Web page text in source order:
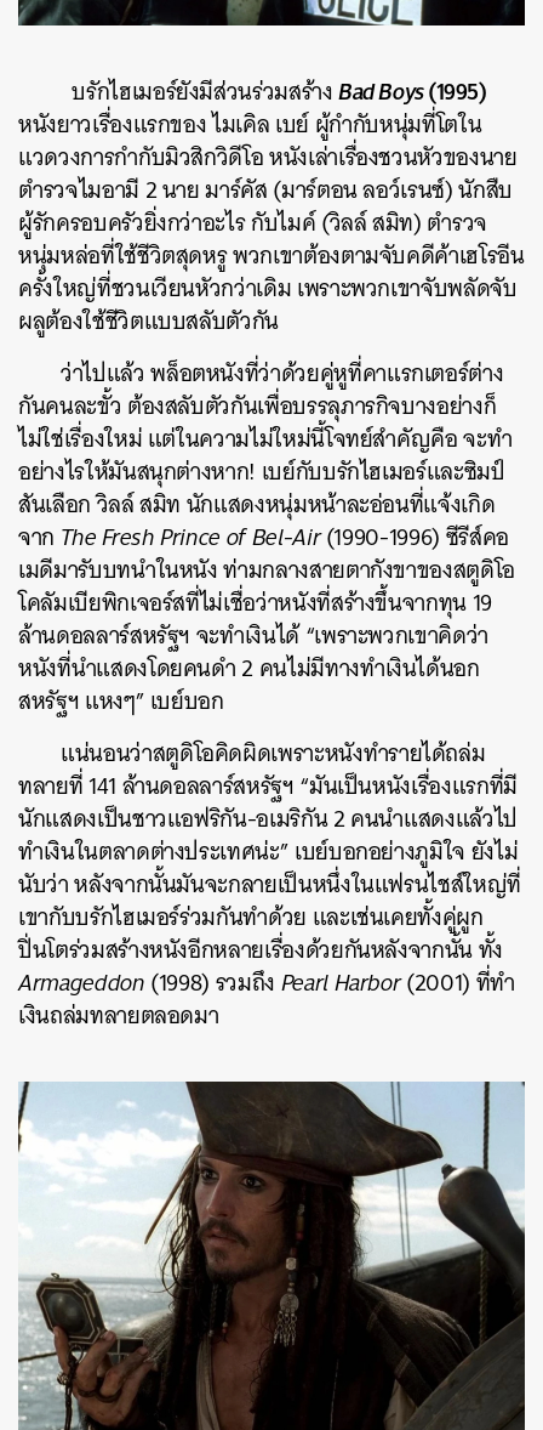
บรักไฮเมอร์ยังมีส่วนร่วมสร้างBad Boys(1995)
หนังยาวเรื่องแรกของ ไมเคิล เบย์ ผู้กำกับหนุ่มที่โตใน
แวดวงการกำกับมิวสิกวิดีโอ หนังเล่าเรื่องชวนหัวของนาย
ตำรวจไมอามี 2 นาย มาร์คัส (มาร์ตอน ลอว์เรนซ์) นักสืบ
ผู้รักครอบครัวยิ่งกว่าอะไร กับไมค์ (วิลล์ สมิท) ตำรวจ
หนุ่มหล่อที่ใช้ชีวิตสุดหรู พวกเขาต้องตามจับคดีค้าเฮโรอีน
ครั้งใหญ่ที่ชวนเวียนหัวกว่าเดิม เพราะพวกเขาจับพลัดจับ
ผลูต้องใช้ชีวิตแบบสลับตัวกัน
ว่าไปแล้ว พล็อตหนังที่ว่าด้วยคู่หูที่คาแรกเตอร์ต่าง
กันคนละขั้ว ต้องสลับตัวกันเพื่อบรรลุภารกิจบางอย่างก็
ไม่ใช่เรื่องใหม่ แต่ในความไม่ใหม่นี้โจทย์สำคัญคือ จะทำ
อย่างไรให้มันสนุกต่างหาก! เบย์กับบรักไฮเมอร์และซิมป์
สันเลือก วิลล์ สมิท นักแสดงหนุ่มหน้าละอ่อนที่แจ้งเกิด
จาก The Fresh Prince of Bel-Air(1990-1996) ซีรีส์คอ
เมดีมารับบทนำในหนัง ท่ามกลางสายตากังขาของสตูดิโอ
โคลัมเบียพิกเจอร์สที่ไม่เชื่อว่าหนังที่สร้างขึ้นจากทุน 19
ล้านดอลลาร์สหรัฐฯ จะทำเงินได้ “เพราะพวกเขาคิดว่า
หนังที่นำแสดงโดยคนดำ 2 คนไม่มีทางทำเงินได้นอก
สหรัฐฯ แหงๆ” เบย์บอก
แน่นอนว่าสตูดิโอคิดผิดเพราะหนังทำรายได้ถล่ม
ทลายที่ 141 ล้านดอลลาร์สหรัฐฯ “มันเป็นหนังเรื่องแรกที่มี
นักแสดงเป็นชาวแอฟริกัน-อเมริกัน 2 คนนำแสดงแล้วไป
ทำเงินในตลาดต่างประเทศน่ะ” เบย์บอกอย่างภูมิใจ ยังไม่
นับว่า หลังจากนั้นมันจะกลายเป็นหนึ่งในแฟรนไชส์ใหญ่ที่
เขากับบรักไฮเมอร์ร่วมกันทำด้วย และเช่นเคยทั้งคู่ผูก
ปิ่นโตร่วมสร้างหนังอีกหลายเรื่องด้วยกันหลังจากนั้น ทั้ง
Armageddon(1998) รวมถึงPearl Harbor(2001) ที่ทำ
เงินถล่มทลายตลอดมา
SHARE TWEET LINE EMAIL